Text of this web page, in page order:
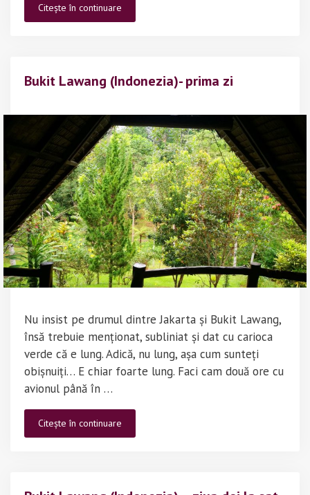
Citește în continuare
–
zbor
Bukit Lawang (Indonezia)- prima zi
Nu insist pe drumul dintre Jakarta și Bukit Lawang,
însă trebuie menționat, subliniat și dat cu carioca
verde că e lung. Adică, nu lung, așa cum sunteți
obișnuiți… E chiar foarte lung. Faci cam două ore cu
avionul până în …
Citește în continuare
Lawang